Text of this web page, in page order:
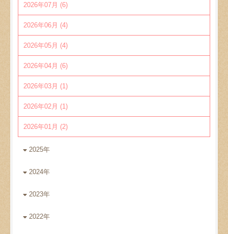
2026年07月 (6)
2026年06月 (4)
2026年05月 (4)
2026年04月 (6)
2026年03月 (1)
2026年02月 (1)
2026年01月 (2)
2025年
2024年
2023年
2022年